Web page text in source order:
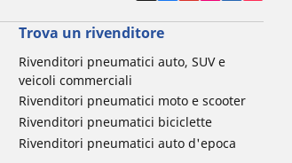
Trova un rivenditore
Rivenditori pneumatici auto, SUV e
veicoli commerciali
Rivenditori pneumatici moto e scooter
Rivenditori pneumatici biciclette
Rivenditori pneumatici auto d'epoca